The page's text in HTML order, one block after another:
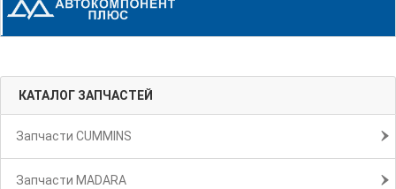
КАТАЛОГ ЗАПЧАСТЕЙ
Запчасти CUMMINS
Запчасти MADARA